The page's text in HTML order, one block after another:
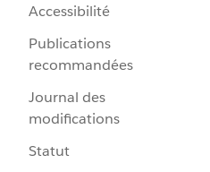
Accessibilité
Publications
recommandées
Journal des
modifications
Statut